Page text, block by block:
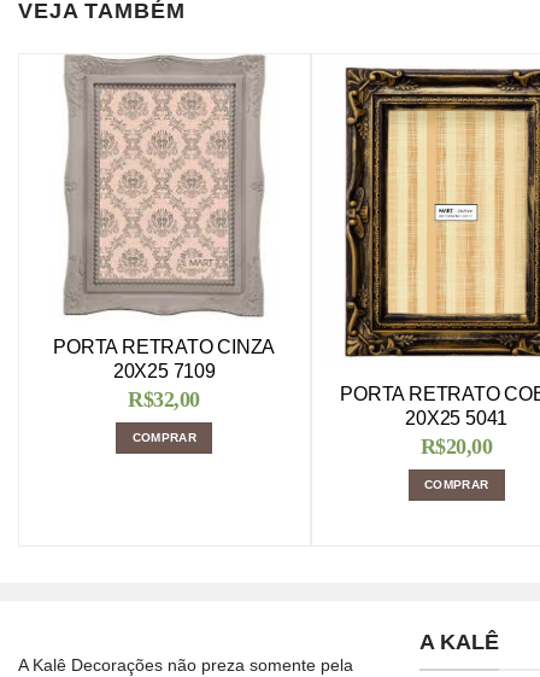
VEJA TAMBÉM
PORTA RETRATO CINZA
20X25 7109
R$32,00
COMPRAR
PORTA RETRATO
20X25 5041
R$20,00
COMPRAR
A Kalê Decorações não preza somente pela
A KALÊ